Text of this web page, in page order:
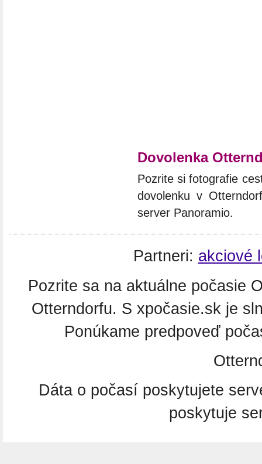
Dovolenka
Pozrite si fotografie
dovolenku v
server Panoramio.
Partneri: akciové
Pozrite sa na aktuálne počasie
Otterndorfu. S xpočasie.sk je
Ponúkame predpoveď
Dáta o počasí poskytujete
poskytuje